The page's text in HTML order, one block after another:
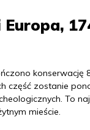
Europa,
konserwację
część zostanie
To
mieście.